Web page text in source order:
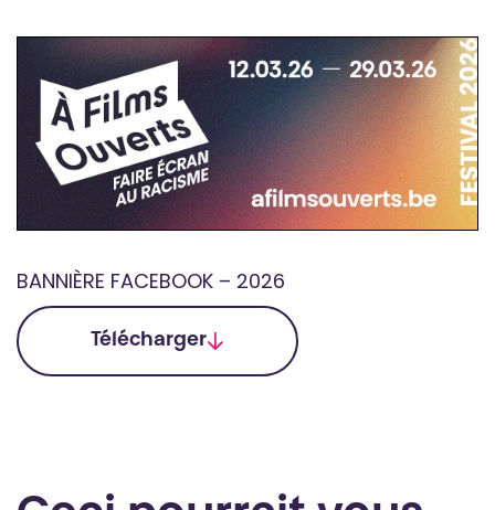
BANNIÈRE FACEBOOK – 2026
Télécharger